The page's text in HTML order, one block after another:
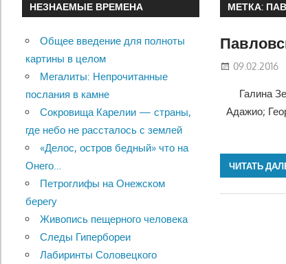
МЕТКА:
09.02.2016
Галина
Адажио;
ЧИТАТЬ
НЕЗНАЕМЫЕ ВРЕМЕНА
Общее введение для полноты
картины в целом
Мегалиты: Непрочитанные
послания в камне
Сокровища Карелии — страны,
где небо не рассталось с землей
«Делос, остров бедный» что на
Онего…
Петроглифы на Онежском
берегу
Живопись пещерного человека
Следы Гипербореи
Лабиринты Соловецкого